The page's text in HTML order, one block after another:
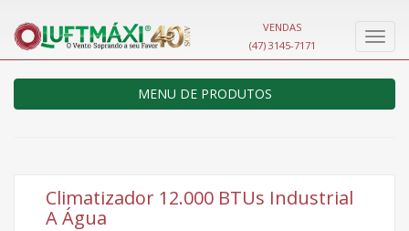
VENDAS
(47) 3145-7171
MENU DE PRODUTOS
Climatizador 12.000 BTUs Industrial
A Água